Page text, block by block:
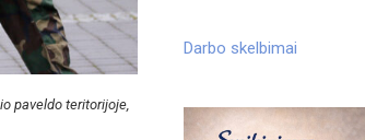
paveldo teritorijoje,
Darbo skelbimai